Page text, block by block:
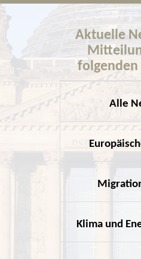
Aktuelle
folgenden
Alle
Klima und